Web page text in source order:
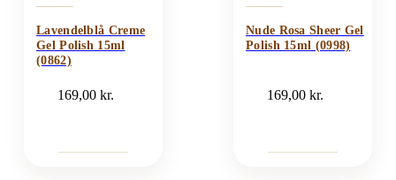
Lavendelblå Creme
Gel Polish 15ml
(0862)
169,00kr.
Nude Rosa Sheer Gel
Polish 15ml (0998)
169,00kr.